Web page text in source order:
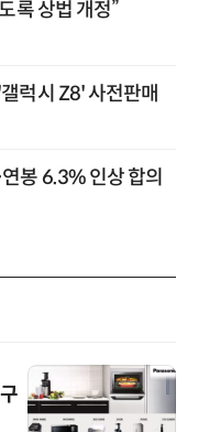
록 상법 개정”
럭시 Z8' 사전판매
봉 6.3% 인상 합의